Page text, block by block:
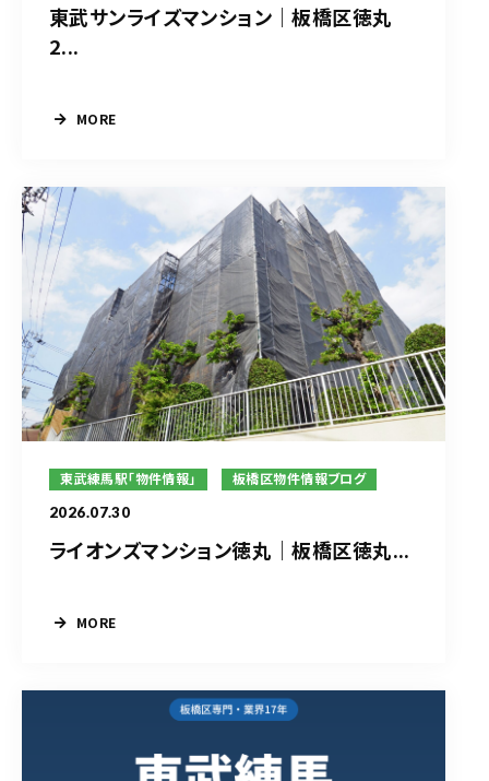
東武サンライズマンション｜板橋区徳丸
2...
MORE
東武練馬駅「物件情報」 板橋区物件情報ブログ
2026.07.30
ライオンズマンション徳丸｜板橋区徳丸...
MORE